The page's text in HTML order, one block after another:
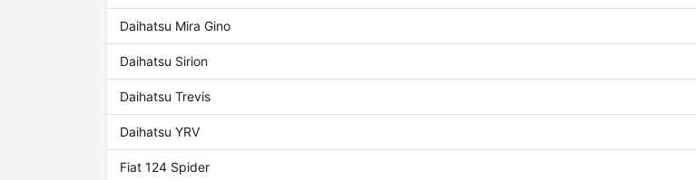
Daihatsu Mira Gino
Daihatsu Sirion
Daihatsu Trevis
Daihatsu YRV
Fiat 124 Spider